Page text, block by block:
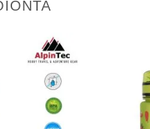
Add to
wishlist